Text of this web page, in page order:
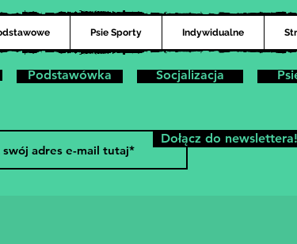
Psie Sporty Indywidualne
Podstawówka Socjalizacja
Dołącz do